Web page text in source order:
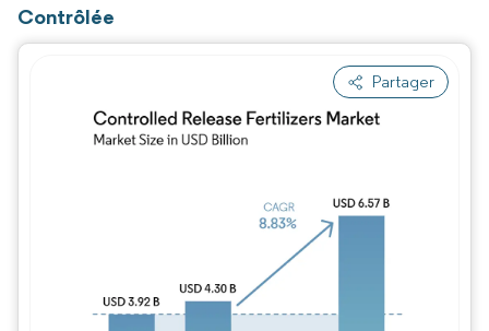
Contrôlée
Partager